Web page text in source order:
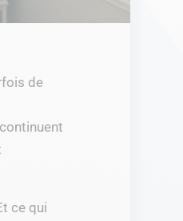
de
ce qui